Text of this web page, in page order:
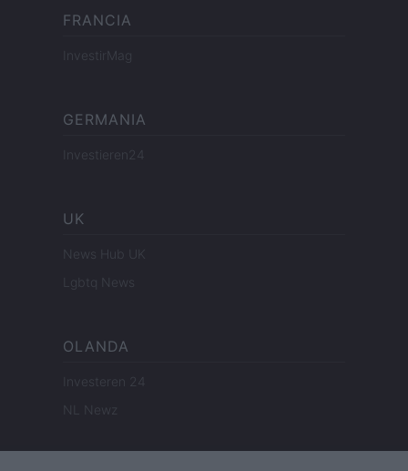
FRANCIA
InvestirMag
GERMANIA
Investieren24
UK
News Hub UK
Lgbtq News
OLANDA
Investeren 24
NL Newz